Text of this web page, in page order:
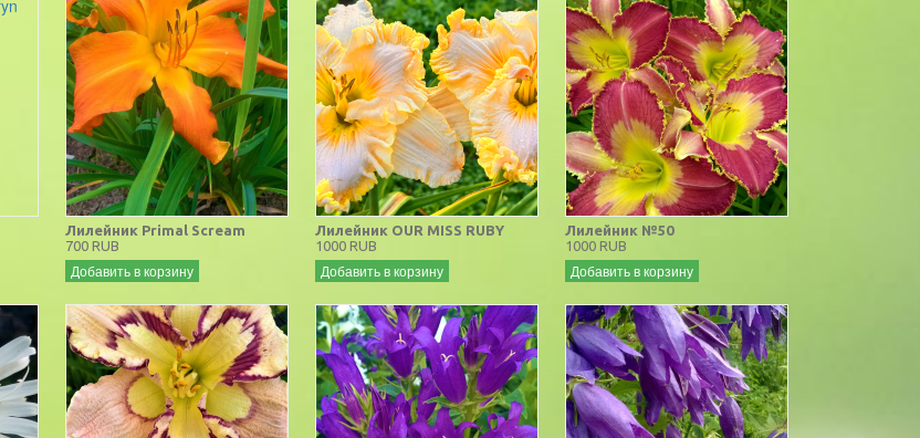
Лилейник Primal Scream
700 RUB
Добавить в корзину
Лилейник OUR MISS RUBY
1000 RUB
Добавить в корзину
Лилейник №50
1000 RUB
Добавить в корзину